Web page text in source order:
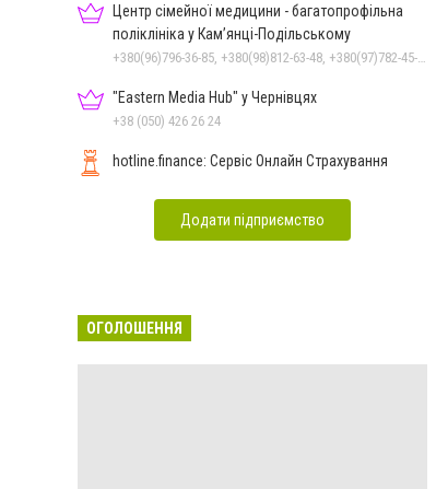
Центр сімейної медицини - багатопрофільна
поліклініка у Кам’янці-Подільському
"Eastern Media Hub" у Чернівцях
+38 (050) 426 26 24
hotline.finance: Сервіс Онлайн Страхування
Додати підприємство
ОГОЛОШЕННЯ